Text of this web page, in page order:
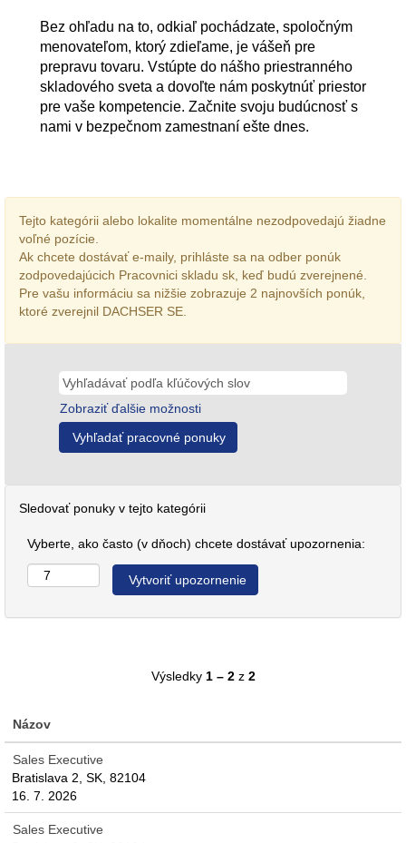
Bez ohľadu na to, odkiaľ pochádzate, spoločným
menovateľom, ktorý zdieľame, je vášeň pre
prepravu tovaru. Vstúpte do nášho priestranného
skladového sveta a dovoľte nám poskytnúť priestor
pre vaše kompetencie. Začnite svoju budúcnosť s
nami v bezpečnom zamestnaní ešte dnes.
Tejto kategórii alebo lokalite momentálne nezodpovedajú žiadne
voľné pozície.
Ak chcete dostávať e-maily, prihláste sa na odber ponúk
zodpovedajúcich Pracovnici skladu sk, keď budú zverejnené.
Pre vašu informáciu sa nižšie zobrazuje 2 najnovších ponúk,
ktoré zverejnil DACHSER SE.
Zobraziť ďalšie možnosti
Sledovať ponuky v tejto kategórii
Vyberte, ako často (v dňoch) chcete dostávať upozornenia:
Výsledky 1 – 2z 2
Názov
Sales Executive
Bratislava 2, SK, 82104
16. 7. 2026
Sales Executive